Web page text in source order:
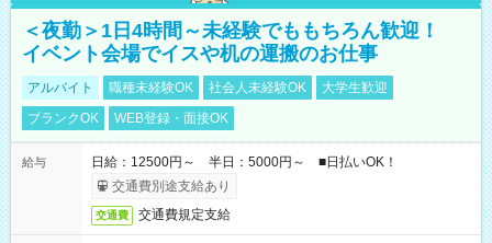
＜夜勤＞1日4時間～未経験でももちろん歓迎！
イベント会場でイスや机の運搬のお仕事
アルバイト 職種未経験OK 社会人未経験OK
大学生歓迎
ブランクOK
WEB登録・面接OK
給与
日給：12500円～ 半日：5000円～ ■日払いOK！
交通費別途支給あり
交通費 交通費規定支給